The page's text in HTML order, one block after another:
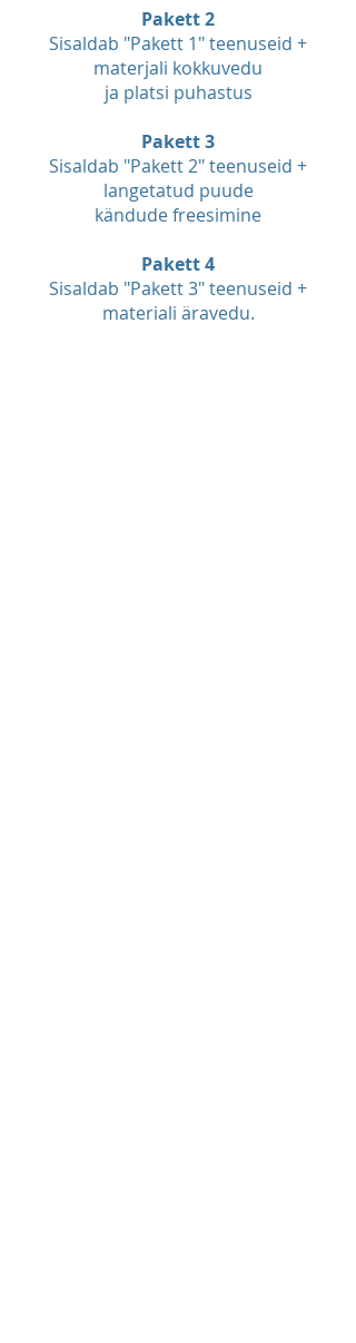
Pakett 2
Sisaldab "Pakett 1" teenuseid +
materjali kokkuvedu
ja platsi puhastus
Pakett 3
Sisaldab "Pakett 2" teenuseid +
langetatud puude
kändude freesimine
Pakett 4
Sisaldab "Pakett 3" teenuseid +
materjali äravedu.